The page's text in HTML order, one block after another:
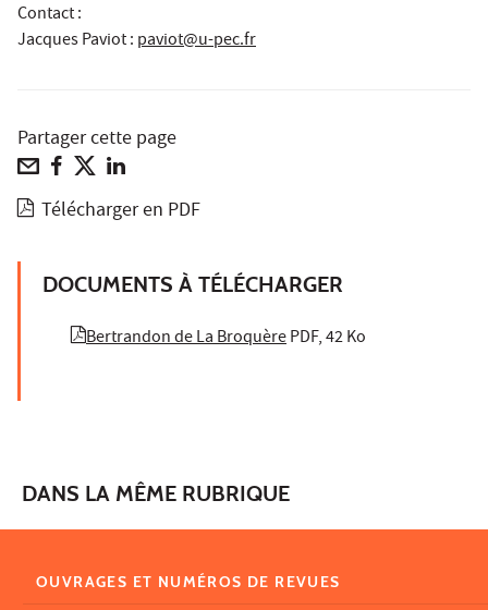
Contact :
Jacques Paviot: paviot@u-pec.fr
Partager cette page
Télécharger en PDF
DOCUMENTS À TÉLÉCHARGER
Bertrandon de La BroquèrePDF, 42 Ko
DANS LA MÊME RUBRIQUE
OUVRAGES ET NUMÉROS DE REVUES